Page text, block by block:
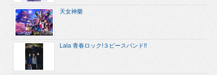
天女神樂
Lala 青春ロック!３ピースバンド!!